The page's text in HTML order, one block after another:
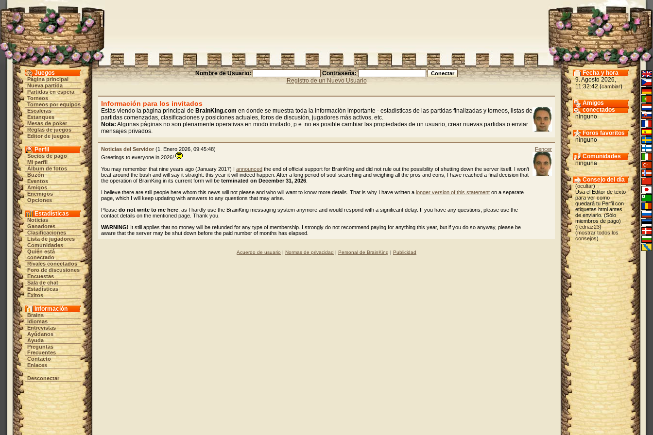
Juegos
Página principal
Nueva partida
Partidas en espera
Torneos
Torneos por equipos
Escaleras
Estanques
Mesas de poker
Reglas de juegos
Editor de juegos
Perfil
Socios de pago
Mi perfil
Álbum de fotos
Buzón
Eventos
Amigos
Enemigos
Opciones
Estadísticas
Noticias
Ganadores
Clasificaciones
Lista de jugadores
Comunidades
Quién está
conectado
Rivales conectados
Foro de discusiones
Encuestas
Sala de chat
Estadísticas
Éxitos
Información
Brains
Idiomas
Entrevistas
Ayúdanos
Ayuda
Preguntas
Frecuentes
Contacto
Enlaces
Desconectar
Nombre de Usuario:
Contraseña:
Registro de un Nuevo Usuario
Información para los invitados
Estás viendo la página principal de BrainKing.com en donde se muestra toda la información importante - estadísticas de las partidas finalizadas y torneos, listas de
partidas comenzadas, clasificaciones y posiciones actuales, foros de discusión, jugadores más activos, etc.
Nota: Algunas páginas no son plenamente operativas en modo invitado, p.e. no es posible cambiar las propiedades de un usuario, crear nuevas partidas o enviar
mensajes privados.
Noticias del Servidor (1. Enero 2026, 09:45:48)
Fencer
Greetings to everyone in 2026!
You may remember that nine years ago (January 2017) I announced the end of official support for BrainKing and did not rule out the possibility of shutting down the server itself. I won’t
beat around the bush and will say it straight: this year it will indeed happen. After a long period of soul-searching and weighing all the pros and cons, I have reached a final decision that
the operation of BrainKing in its current form will be terminated on December 31, 2026
I believe there are still people here whom this news will not please and who will want to know more details. That is why I have written a longer version of this statement on a separate
page, which I will keep updating with answers to any questions that may arise.
Please do not write to me here , as I hardly use the BrainKing messaging system anymore and would respond with a significant delay. If you have any questions, please use the
contact details on the mentioned page. Thank you.
WARNING! It still applies that no money will be refunded for any type of membership. I strongly do not recommend paying for anything this year, but if you do so anyway, please be
aware that the server may be shut down before the paid number of months has elapsed.
Acuerdo de usuario | Normas de privacidad | Personal de BrainKing | Publicidad
Fecha y hora
9. Agosto 2026,
11:32:42 (cambiar)
Amigos
conectados
ninguno
Foros favoritos
ninguno
Comunidades
ninguna
Consejo del día
(ocultar)
Usa el Editor de texto
para ver como
quedará tu Perfil con
etiquetas html antes
de enviarlo. (Sólo
miembros de pago)
(rednaz23)
(mostrar todos los
consejos)